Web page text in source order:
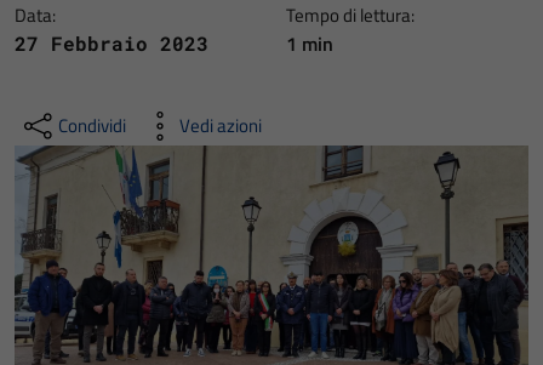
Data:
27 Febbraio 2023
Tempo di lettura:
1 min
Condividi Vedi azioni